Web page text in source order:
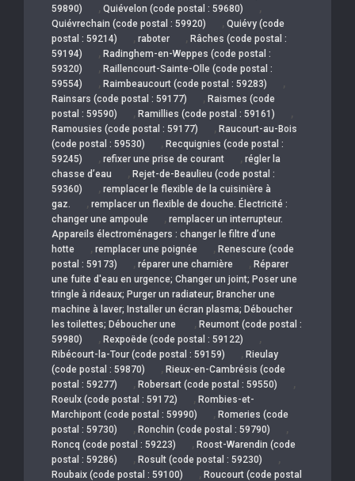
59890)
, Quiévelon (code postal : 59680) ,
Quiévrechain (code postal : 59920) , Quiévy (code
postal : 59214)
, raboter , Râches (code postal :
59194)
, Radinghem-en-Weppes (code postal :
59320)
, Raillencourt-Sainte-Olle (code postal :
59554)
, Raimbeaucourt (code postal : 59283) ,
Rainsars (code postal : 59177) , Raismes (code
postal : 59590)
, Ramillies (code postal : 59161) ,
Ramousies (code postal : 59177) , Raucourt-au-Bois
(code postal : 59530)
, Recquignies (code postal :
59245)
, refixer une prise de courant , régler la
chasse d’eau
, Rejet-de-Beaulieu (code postal :
59360)
, remplacer le flexible de la cuisinière à
gaz.
, remplacer un flexible de douche. Électricité :
changer une ampoule
, remplacer un interrupteur.
Appareils électroménagers : changer le filtre d’une
hotte
, remplacer une poignée , Renescure (code
postal : 59173)
, réparer une charnière , Réparer
une fuite d'eau en urgence; Changer un joint; Poser une
tringle à rideaux; Purger un radiateur; Brancher une
machine à laver; Installer un écran plasma; Déboucher
les toilettes; Déboucher une
, Reumont (code postal :
59980)
, Rexpoëde (code postal : 59122) ,
Ribécourt-la-Tour (code postal : 59159) , Rieulay
(code postal : 59870)
, Rieux-en-Cambrésis (code
postal : 59277)
, Robersart (code postal : 59550) ,
Roeulx (code postal : 59172) , Rombies-et-
Marchipont (code postal : 59990)
, Romeries (code
postal : 59730)
, Ronchin (code postal : 59790) ,
Roncq (code postal : 59223) , Roost-Warendin (code
postal : 59286)
, Rosult (code postal : 59230) ,
Roubaix (code postal : 59100) , Roucourt (code postal